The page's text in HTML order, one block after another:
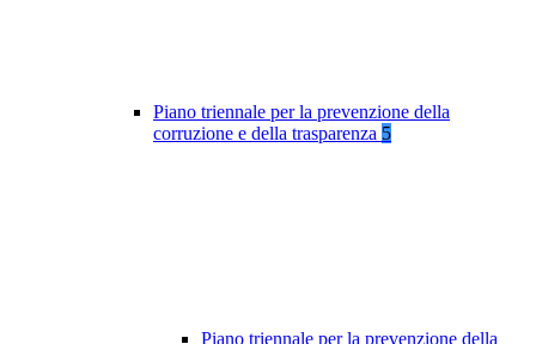
Piano triennale per la prevenzione della
corruzione e della trasparenza 5
Piano triennale per la prevenzione della